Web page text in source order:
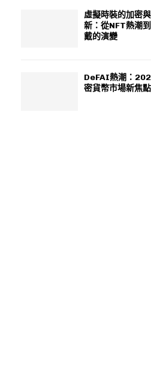
虛擬時裝的加密
新：從NFT熱潮
戴的演變
DeFAI熱潮：
密貨幣市場新焦點